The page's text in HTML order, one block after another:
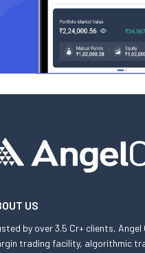
US
by over 3.5 Cr+ clients,
trading facility, algorithmic